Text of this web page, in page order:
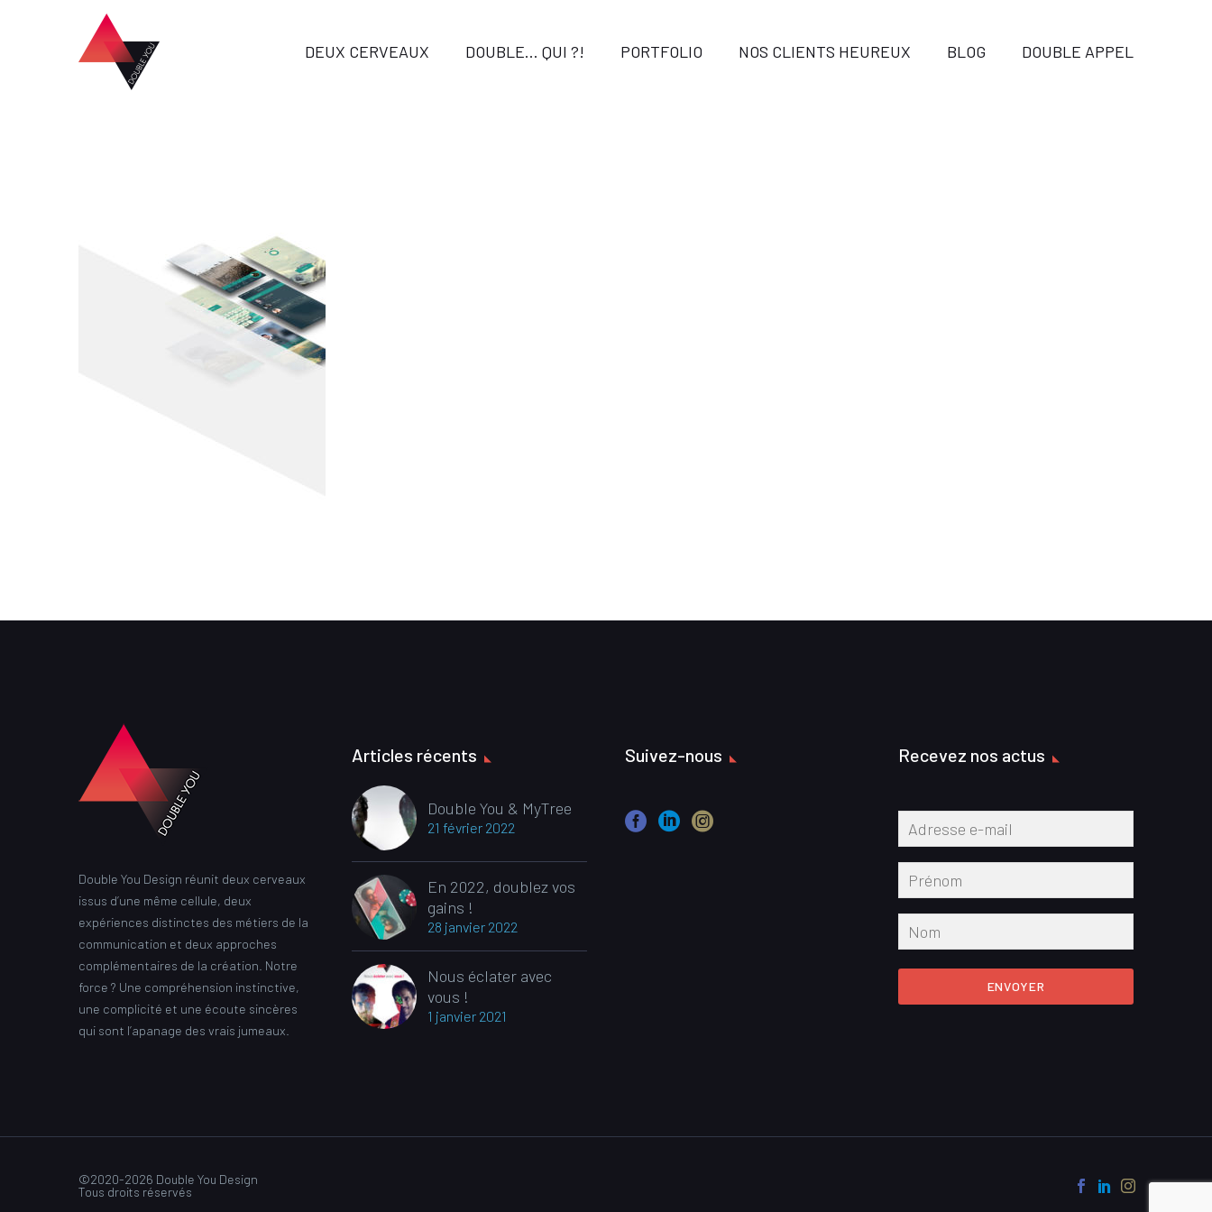
DEUX CERVEAUX DOUBLE… QUI ?! PORTFOLIO NOS CLIENTS HEUREUX BLOG DOUBLE APPEL
Double You Design réunit deux cerveaux
issus d’une même cellule, deux
expériences distinctes des métiers de la
communication et deux approches
complémentaires de la création. Notre
force ? Une compréhension instinctive,
une complicité et une écoute sincères
qui sont l’apanage des vrais jumeaux.
Articles récents
Double You & MyTree
21 février 2022
En 2022, doublez vos
gains !
28 janvier 2022
Nous éclater avec
vous !
1 janvier 2021
Suivez-nous Recevez nos actus
ENVOYER
©2020-2026 Double You Design
Tous droits réservés